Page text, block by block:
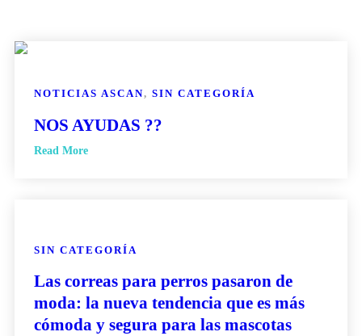
NOTICIAS ASCAN, SIN CATEGORÍA
NOS AYUDAS ??
Read More
SIN CATEGORÍA
Las correas para perros pasaron de
moda: la nueva tendencia que es más
cómoda y segura para las mascotas